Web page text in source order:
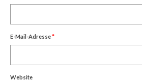
E-Mail-Adresse*
Website